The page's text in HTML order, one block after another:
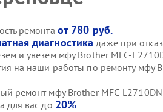
ремонта от 780 руб.
диагностика даже при
и увезем мфу Brother MFC-
на наши работы по ремонту мфу
ремонт мфу Brother MFC-L2710DN
для вас до 20%